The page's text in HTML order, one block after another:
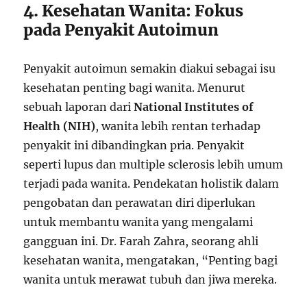
4. Kesehatan Wanita: Fokus
pada Penyakit Autoimun
Penyakit autoimun semakin diakui sebagai isu
kesehatan penting bagi wanita. Menurut
sebuah laporan dariNational Institutes of
Health (NIH), wanita lebih rentan terhadap
penyakit ini dibandingkan pria. Penyakit
seperti lupus dan multiple sclerosis lebih umum
terjadi pada wanita. Pendekatan holistik dalam
pengobatan dan perawatan diri diperlukan
untuk membantu wanita yang mengalami
gangguan ini. Dr. Farah Zahra, seorang ahli
kesehatan wanita, mengatakan, “Penting bagi
wanita untuk merawat tubuh dan jiwa mereka.